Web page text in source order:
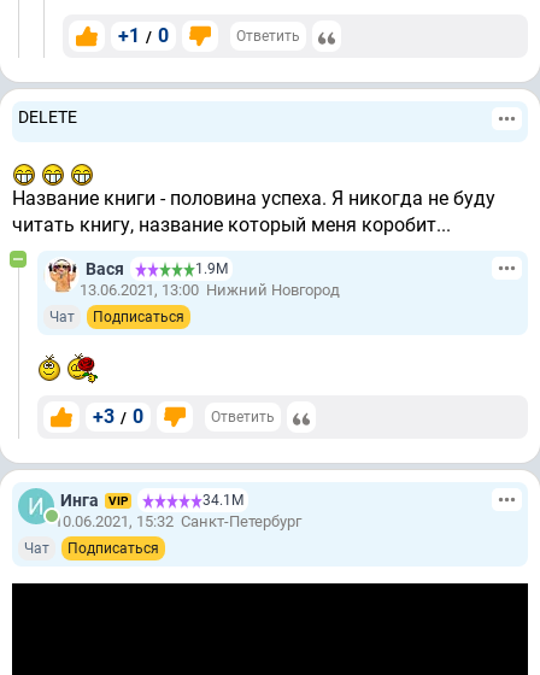
+1 / 0 Ответить
DELETE
Название книги - половина успеха. Я никогда не буду
читать книгу, название который меня коробит...
Вася 1.9М
13.06.2021, 13:00 Нижний Новгород
Чат Подписаться
+3 / 0 Ответить
Инга VIP 34.1М
10.06.2021, 15:32 Санкт-Петербург
Чат Подписаться